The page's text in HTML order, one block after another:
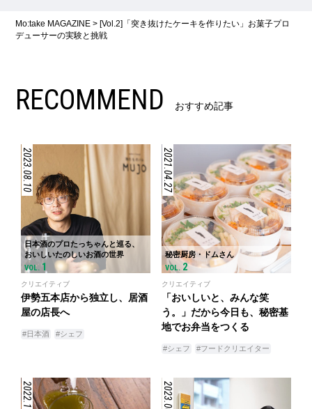
Mo:take MAGAZINE >[Vol.2]「突き抜けたケーキを作りたい」お菓子プロ
デューサーの実験と挑戦
RECOMMEND おすすめ記事
2023.08.10
日本酒のプロたっちゃんと巡る、
おいしいたのしいお酒の世界
VOL. 1
クリエイティブ
伊勢五本店から独立し、居酒
屋の店長へ
#日本酒 #シェフ
2021.04.27
秘密厨房・ドムさん
VOL. 2
クリエイティブ
「おいしいと、みんな笑
う。」だから今日も、秘密基
地でお弁当をつくる
#シェフ #フードクリエイター